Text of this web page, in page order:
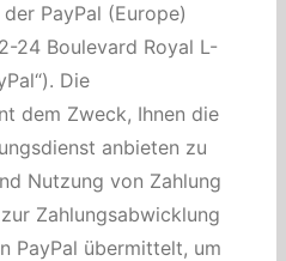
PayPal (Europe)
24 Boulevard Royal L-
Die
dem Zweck, Ihnen die
anbieten zu
Nutzung von Zahlung
Zahlungsabwicklung
PayPal übermittelt, um